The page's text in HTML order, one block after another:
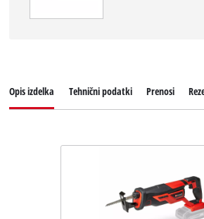
Opis izdelka Tehnični podatki Prenosi